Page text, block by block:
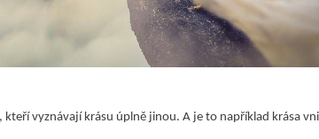
vyznávají krásu úplně jinou. A je to například krása